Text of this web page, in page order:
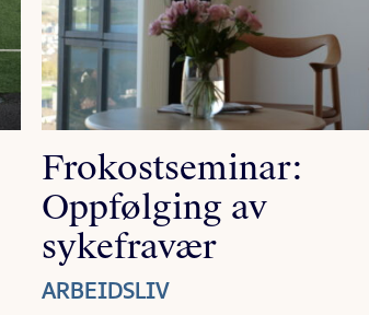
Frokostseminar:
Oppfølging av
sykefravær
ARBEIDSLIV